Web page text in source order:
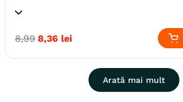
Specie
Pasari
Vitakraft
8,99 8,36 lei
Arată mai mult